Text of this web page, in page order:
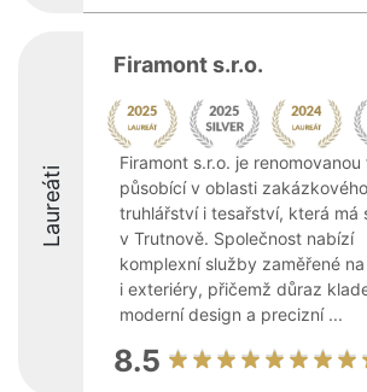
Laureáti
Firamont s.r.o.
Firamont s.r.o. je renomovanou
působící v oblasti zakázkového
truhlářství i tesařství, která má
v Trutnově. Společnost nabízí
komplexní služby zaměřené
i exteriéry, přičemž důraz
moderní design a precizní ...
8.5